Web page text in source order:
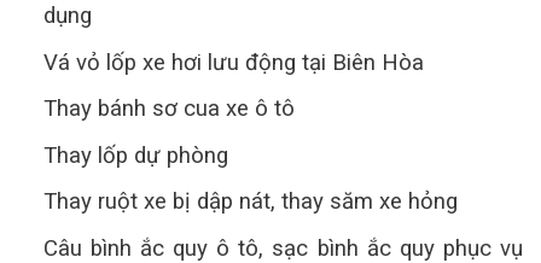
dụng
Vá vỏ lốp xe hơi lưu động tại Biên Hòa
Thay bánh sơ cua xe ô tô
Thay lốp dự phòng
Thay ruột xe bị dập nát, thay săm xe hỏng
Câu bình ắc quy ô tô, sạc bình ắc quy phục vụ